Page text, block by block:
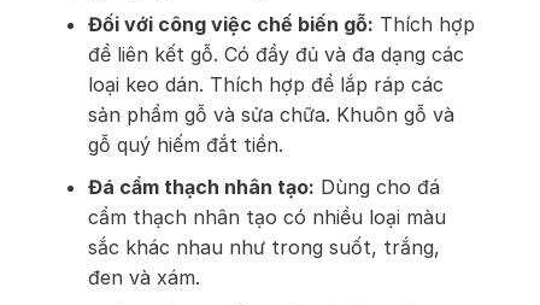
Đối với công việc chế biến gỗ: Thích hợp
để liên kết gỗ. Có đầy đủ và đa dạng các
loại keo dán. Thích hợp để lắp ráp các
sản phẩm gỗ và sửa chữa. Khuôn gỗ và
gỗ quý hiếm đắt tiền.
Đá cẩm thạch nhân tạo: Dùng cho đá
cẩm thạch nhân tạo có nhiều loại màu
sắc khác nhau như trong suốt, trắng,
đen và xám.